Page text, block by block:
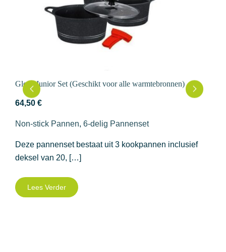
Glory Junior Set (Geschikt voor alle warmtebronnen)
64,50 €
Non-stick Pannen, 6-delig Pannenset
Deze pannenset bestaat uit 3 kookpannen inclusief
deksel van 20, […]
Lees Verder